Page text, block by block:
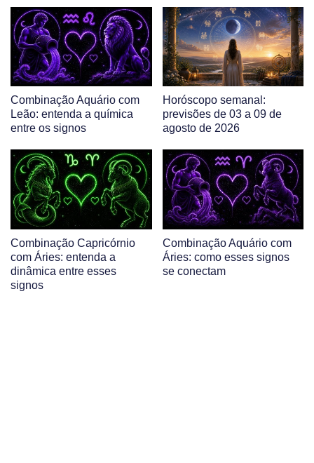
Combinação Aquário com
Leão: entenda a química
entre os signos
Horóscopo semanal:
previsões de 03 a 09 de
agosto de 2026
Combinação Capricórnio
com Áries: entenda a
dinâmica entre esses
signos
Combinação Aquário com
Áries: como esses signos
se conectam